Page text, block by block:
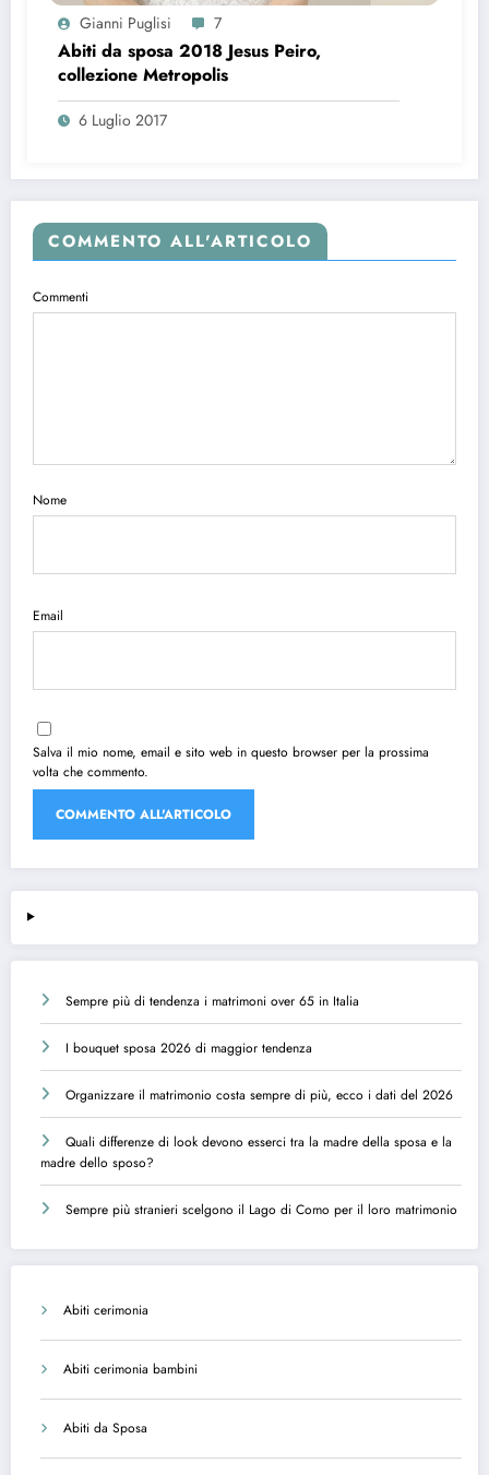
Gianni Puglisi 7
Abiti da sposa 2018 Jesus Peiro,
collezione Metropolis
6 Luglio 2017
COMMENTO ALL'ARTICOLO
Commenti
Nome
Email
Salva il mio nome, email e sito web in questo browser per la prossima
volta che commento.
Sempre più di tendenza i matrimoni over 65 in Italia
I bouquet sposa 2026 di maggior tendenza
Organizzare il matrimonio costa sempre di più, ecco i dati del 2026
Quali differenze di look devono esserci tra la madre della sposa e la
madre dello sposo?
Sempre più stranieri scelgono il Lago di Como per il loro matrimonio
Abiti cerimonia
Abiti cerimonia bambini
Abiti da Sposa